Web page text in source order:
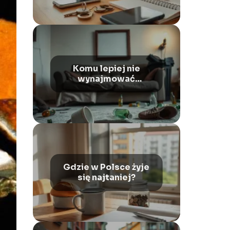
Komu lepiej nie
wynajmować
mieszkania?
Gdzie w Polsce żyje
się najtaniej?